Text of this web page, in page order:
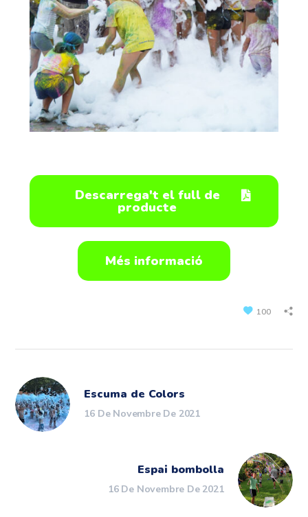
Descarrega't el full de
producte
Més informació
100
Escuma de Colors
16 De Novembre De 2021
Espai bombolla
16 De Novembre De 2021